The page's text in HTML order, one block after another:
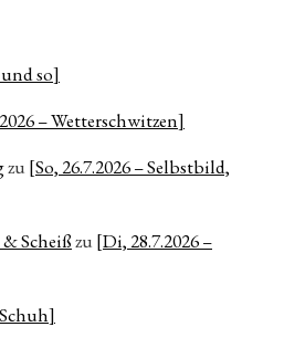
so]
– Wetterschwitzen]
zu [So, 26.7.2026 – Selbstbild,
Scheißzu [Di, 28.7.2026 –